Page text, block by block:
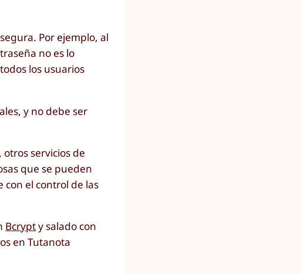
Por ejemplo, al
no es lo
los usuarios
y no debe ser
servicios de
que se pueden
con el control de las
Bcrypty salado con
en Tutanota